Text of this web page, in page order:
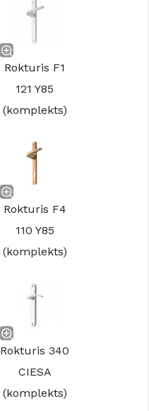
Rokturis F1
121 Y85
(komplekts)
Rokturis F4
110 Y85
(komplekts)
Rokturis 340
CIESA
(komplekts)